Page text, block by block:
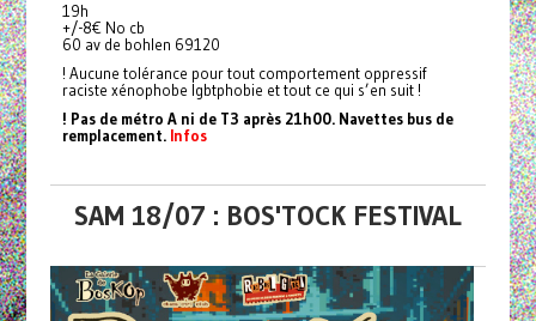
19h
+/-8€ No cb
60 av de bohlen 69120
! Aucune tolérance pour tout comportement oppressif
raciste xénophobe lgbtphobie et tout ce qui s’en suit !
! Pas de métro A ni de T3 après 21h00. Navettes bus de
remplacement. Infos
SAM 18/07 : BOS'TOCK FESTIVAL